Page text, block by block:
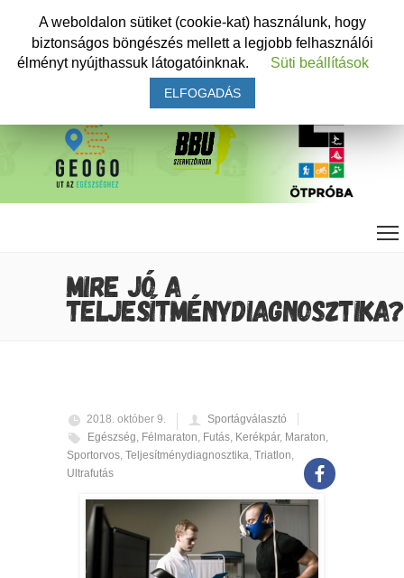
MIRE JÓ A
TELJESÍTMÉNYDIAGNOSZTIKA?
2018. október 9.
Sportágválasztó
Egészség, Félmaraton, Futás, Kerékpár, Maraton,
Sportorvos, Teljesítménydiagnosztika, Triatlon,
Ultrafutás
A weboldalon sütiket (cookie-kat) használunk, hogy
biztonságos böngészés mellett a legjobb felhasználói
élményt nyújthassuk látogatóinknak.
Süti beállítások
ELFOGADÁS